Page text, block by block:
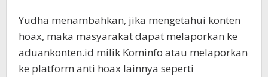
Yudha menambahkan, jika mengetahui konten
hoax, maka masyarakat dapat melaporkan ke
aduankonten.id milik Kominfo atau melaporkan
ke platform anti hoax lainnya seperti